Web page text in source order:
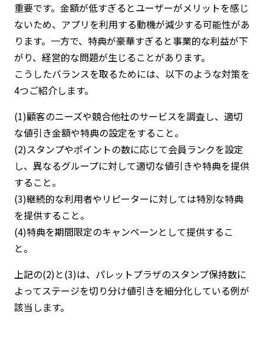
重要です。金額が低すぎるとユーザーがメリットを感じ
ないため、アプリを利用する動機が減少する可能性があ
ります。一方で、特典が豪華すぎると事業的な利益が下
がり、経営的な問題が生じることがあります。
こうしたバランスを取るためには、以下のような対策を
4つご紹介します。
(1)顧客のニーズや競合他社のサービスを調査し、適切
な値引き金額や特典の設定をすること。
(2)スタンプやポイントの数に応じて会員ランクを設定
し、異なるグループに対して適切な値引きや特典を提供
すること。
(3)継続的な利用者やリピーターに対しては特別な特典
を提供すること。
(4)特典を期間限定のキャンペーンとして提供するこ
と。
上記の(2)と(3)は、パレットプラザのスタンプ保持数に
よってステージを切り分け値引きを細分化している例が
該当します。